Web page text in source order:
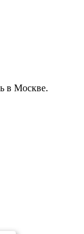
в Москве.